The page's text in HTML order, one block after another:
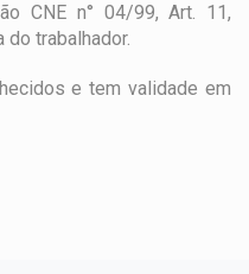
CNE n° 04/99, Art. 11,
do trabalhador.
e tem validade em